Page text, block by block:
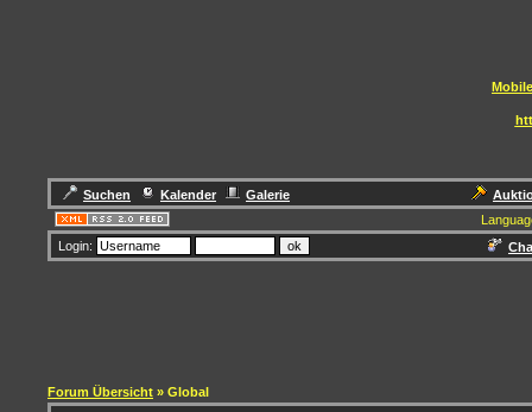
Suchen Kalender Galerie
Login:
Forum Übersicht » Global